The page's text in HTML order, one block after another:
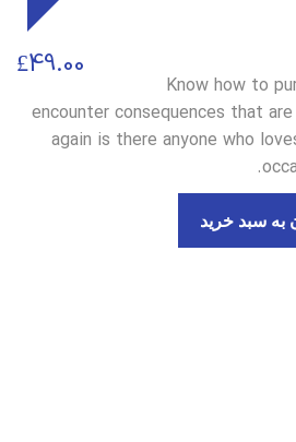
£49.00
Know
encounter consequences
again is there anyone
خرید